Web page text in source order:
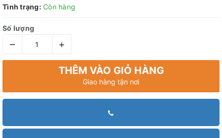
Tình trạng: Còn hàng
Số lượng
– +
THÊM VÀO GIỎ HÀNG
Giao hàng tận nơi